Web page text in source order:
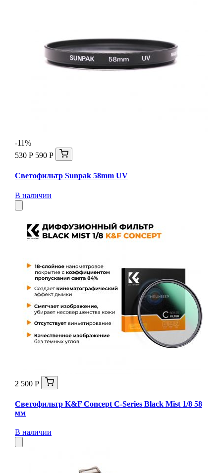
-11%
530 Р 590 Р
Светофильтр Sunpak 58mm UV
В наличии
2 500 Р
Светофильтр K&F Concept C-Series Black Mist 1/8 58
мм
В наличии